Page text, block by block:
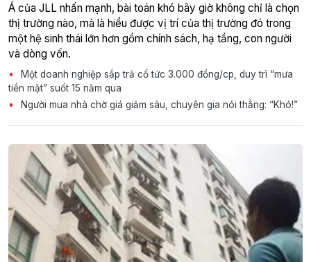
Á của JLL nhấn mạnh, bài toán khó bây giờ không chỉ là chọn
thị trường nào, mà là hiểu được vị trí của thị trường đó trong
một hệ sinh thái lớn hơn gồm chính sách, hạ tầng, con người
và dòng vốn.
Một doanh nghiệp sắp trả cổ tức 3.000 đồng/cp, duy trì “mưa
tiền mặt” suốt 15 năm qua
Người mua nhà chờ giá giảm sâu, chuyên gia nói thẳng: “Khó!”